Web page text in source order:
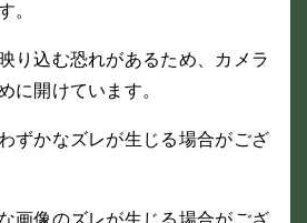
。
り込む恐れがあるため、カメラ
に開けています。
ずかなズレが生じる場合がござ
画像のズレが生じる場合がござ